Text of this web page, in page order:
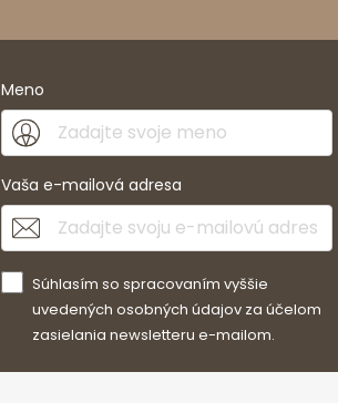
Meno
Vaša e-mailová adresa
Súhlasím so spracovaním vyššie
uvedených osobných údajov za účelom
zasielania newsletteru e-mailom.